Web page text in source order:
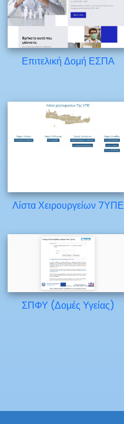
Επιτελική Δομή ΕΣΠΑ
Λίστα Χειρουργείων 7ΥΠΕ
ΣΠΦΥ (Δομές Υγείας)